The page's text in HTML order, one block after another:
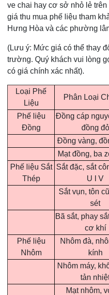
ve chai hay cơ sở nhỏ lẻ
giá thu mua phế liệu tham
Hưng Hòa và các phường
(Lưu ý: Mức giá có thể thay
trường. Quý khách vui lòng
có giá chính xác nhất).
Loại Phế
Liệu
Phân Loại
Phế liệu
Đồng
Đồng cáp
đồng đỏ
Đồng vàng,
Mạt đồng, ba
Phế liệu Sắt
Thép
Sắt đặc, sắt
U I V
Sắt vụn, tôn
sét
Bã sắt, phay
cơ khí
Phế liệu
Nhôm
Nhôm đà,
kính
Nhôm máy,
tản
Mạt nhôm,